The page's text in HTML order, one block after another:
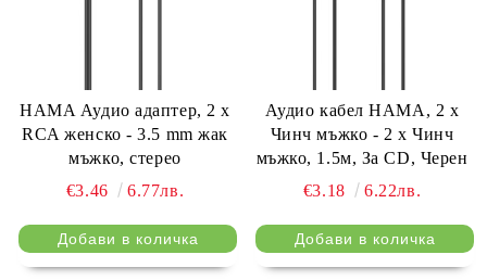
HAMA Аудио адаптер, 2 x
RCA женско - 3.5 mm жак
мъжко, стерео
€3.46
6.77лв.
Аудио кабел HAMA, 2 x
Чинч мъжко - 2 x Чинч
мъжко, 1.5м, За CD, Черен
€3.18
6.22лв.